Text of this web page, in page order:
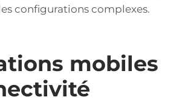
configurations complexes.
mobiles